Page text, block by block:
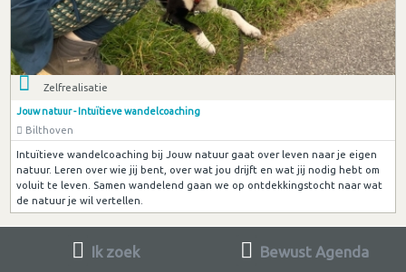
Zelfrealisatie
Jouw natuur - Intuïtieve wandelcoaching
Bilthoven
Intuïtieve wandelcoaching bij Jouw natuur gaat over leven naar je eigen
natuur. Leren over wie jij bent, over wat jou drijft en wat jij nodig hebt om
voluit te leven. Samen wandelend gaan we op ontdekkingstocht naar wat
de natuur je wil vertellen.
Ik zoek Bewust Agenda